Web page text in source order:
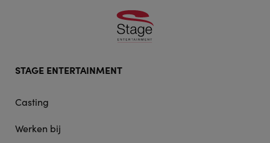
doormat
STAGE ENTERTAINMENT
Casting
Werken bij